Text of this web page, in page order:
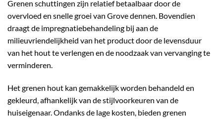
Grenen schuttingen zijn relatief betaalbaar door de
overvloed en snelle groei van Grove dennen. Bovendien
draagt de impregnatiebehandeling bij aan de
milieuvriendelijkheid van het product door de levensduur
van het hout te verlengen en de noodzaak van vervanging te
verminderen.
Het grenen hout kan gemakkelijk worden behandeld en
gekleurd, afhankelijk van de stijlvoorkeuren van de
huiseigenaar. Ondanks de lage kosten, bieden grenen